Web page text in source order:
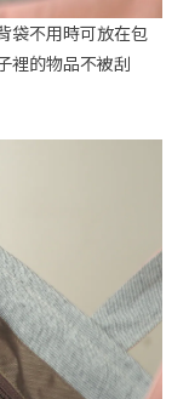
袋不用時可放在包
裡的物品不被刮